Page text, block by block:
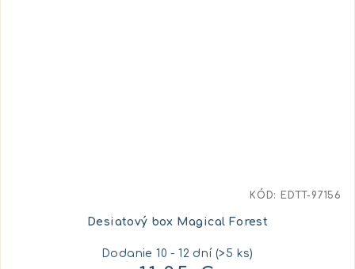
Desiatový box Magical Forest
Dodanie 10 - 12 dní(>5 ks)
KÓD: EDTT-97156